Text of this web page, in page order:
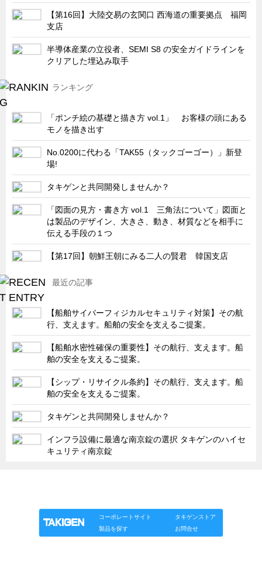
PICK UP NEWS
ポンチ絵の基礎と描き方
図面の見方・書き方
キャビネット工業会規格「CA300」集中講義
ズバッとお悩み解決 テクニカル Q and A
光る技術！未来へのモノづくり
ちょっとユニークなお客様
ビジサスニュース
ECOLOGY NEWS SCRAMBLE
わが街わが支店
支店所在地（歴史探訪）
ニッポン再発見
あれこれWATCH
こんなとき、どう言うの?
４コマ漫画 のんきなのんちゃん
CATEGORY タキゲンinfo.
お知らせ
展示会情報／出展告知
展示会情報／報告レポート
工場見学
海外出張
社外セミナー
タキゲンの歴史
展示トラック
【第16回】大陸交易の玄関口 西海道の重要拠点 福岡
支店
半導体産業の立役者、SEMI S8 の安全ガイドラインを
クリアした埋込み取手
ランキング
「ポンチ絵の基礎と描き方 vol.1」 お客様の頭にある
モノを描き出す
No.0200に代わる「TAK55（タックゴーゴー）」新登
場!
タキゲンと共同開発しませんか？
「図面の見方・書き方 vol.1 三角法について」図面と
は製品のデザイン、大きさ、動き、材質などを相手に
伝える手段の１つ
【第17回】朝鮮王朝にみる二人の賢君 韓国支店
最近の記事
【船舶サイバーフィジカルセキュリティ対策】その航
行、支えます。船舶の安全を支えるご提案。
【船舶水密性確保の重要性】その航行、支えます。船
舶の安全を支えるご提案。
【シップ・リサイクル条約】その航行、支えます。船
舶の安全を支えるご提案。
タキゲンと共同開発しませんか？
インフラ設備に最適な南京錠の選択 タキゲンのハイセ
キュリティ南京錠
コーポレートサイト
タキゲンストア
製品を探す
お問合せ